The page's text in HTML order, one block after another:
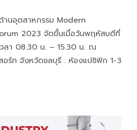
านอุตสาหกรรม Modern
2023 จัดขึ้นเมื่อวันพฤหัสบดีที่
ลา 08.30 น. – 15.30 น. ณ
สอร์ท จังหวัดชลบุรี : ห้องแปซิฟิก 1-3